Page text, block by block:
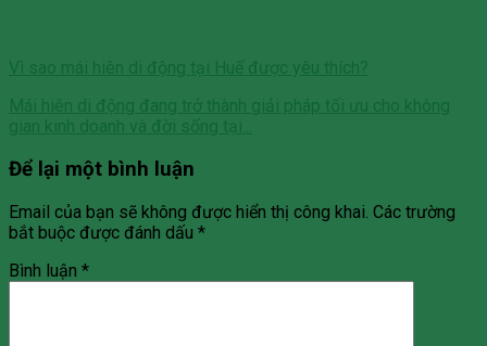
Vì sao mái hiên di động tại Huế được yêu thích?
Mái hiên di động đang trở thành giải pháp tối ưu cho không
gian kinh doanh và đời sống tại...
Để lại một bình luận
Email của bạn sẽ không được hiển thị công khai. Các trường
bắt buộc được đánh dấu *
Bình luận *